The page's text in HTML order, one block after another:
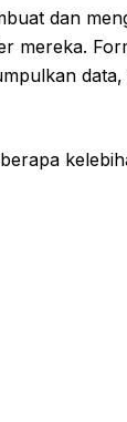
dan
mereka.